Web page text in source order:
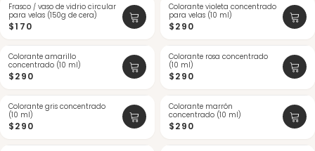
ÚLTIMAS
Frasco / vaso de vidrio circular
para velas (150g de cera)
$170
Colorante violeta concentrado
para velas (10 ml)
$290
Colorante amarillo
concentrado (10 ml)
$290
Colorante rosa concentrado
(10 ml)
$290
Colorante gris concentrado
(10 ml)
$290
Colorante marrón
concentrado (10 ml)
$290